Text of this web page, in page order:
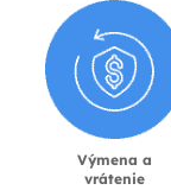
Výmena a
vrátenie